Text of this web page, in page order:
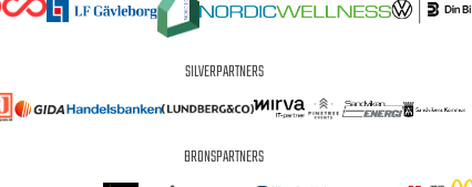
SILVERPARTNERS
BRONSPARTNERS